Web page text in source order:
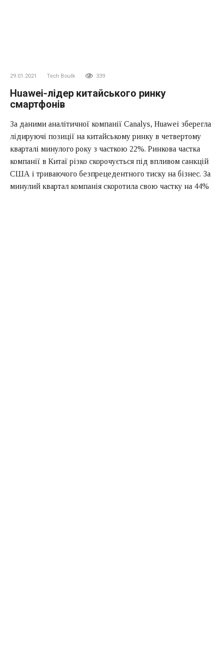
29.01.2021 Tech Boulk 339
Huawei-лідер китайського ринку
смартфонів
За даними аналітичної компанії Canalys, Huawei зберегла
лідируючі позиції на китайському ринку в четвертому
кварталі минулого року з часткою 22%. Ринкова частка
компанії в Китаї різко скорочується під впливом санкцій
США і триваючого безпрецедентного тиску на бізнес. За
минулий квартал компанія скоротила свою частку на 44%